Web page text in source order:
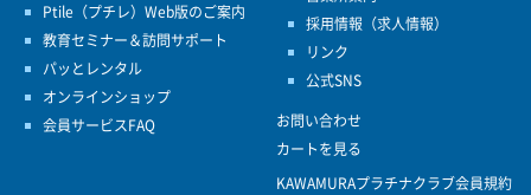
Ptile（プチレ）Web版のご案内
教育セミナー＆訪問サポート
パッとレンタル
オンラインショップ
会員サービスFAQ
採用情報（求人情報）
リンク
公式SNS
お問い合わせ
カートを見る
KAWAMURAプラチナクラブ会員規約